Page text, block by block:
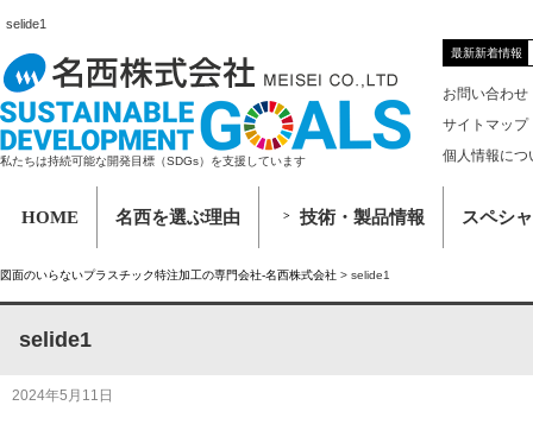
selide1
私たちは持続可能な開発目標（SDGs）を支援しています
最新新着情報
お問い合わせ
サイトマップ
個人情報につ
HOME 名西を選ぶ理由 技術・製品情報 スペシ
図面のいらないプラスチック特注加工の専門会社-名西株式会社 > selide1
selide1
2024年5月11日